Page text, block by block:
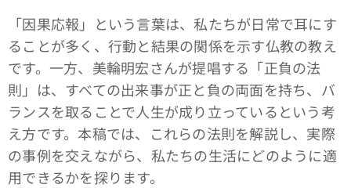
「因果応報」という言葉は、私たちが日常で耳にす
ることが多く、行動と結果の関係を示す仏教の教え
です。一方、美輪明宏さんが提唱する「正負の法
則」は、すべての出来事が正と負の両面を持ち、バ
ランスを取ることで人生が成り立っているという考
え方です。本稿では、これらの法則を解説し、実際
の事例を交えながら、私たちの生活にどのように適
用できるかを探ります。